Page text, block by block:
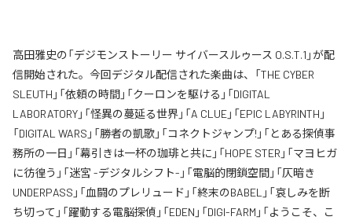
高田雅史の「デジモンストーリー サイバースルゥース O.S.T.1」が配
信開始された。今回デジタル配信された楽曲は、「THE CYBER
SLEUTH」「依頼の時間」「クーロンを駆ける」「DIGITAL
LABORATORY」「怪異の蔓延る世界」「A CLUE」「EPIC LABYRINTH」
「DIGITAL WARS」「勝者の凱歌」「コネクトジャンプ!」「とある探偵事
務所の一日」「幕引きは一杯の珈琲と共に」「HOPE STER」「マヨヒガ
に彷徨う」「迷宮 -デジタルシフト-」「電脳的閉鎖空間」「仄暗き
UNDERPASS」「血闘のプレリュード」「終末のBABEL」「哀しみを断
ち切って」「躍動する電脳探偵」「EDEN」「DIGI-FARM」「ようこそ、こ